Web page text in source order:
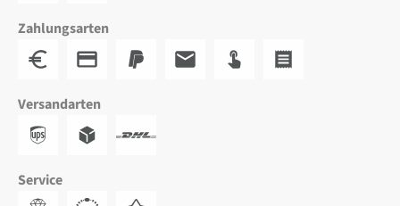
Zahlungsarten
Versandarten
Service